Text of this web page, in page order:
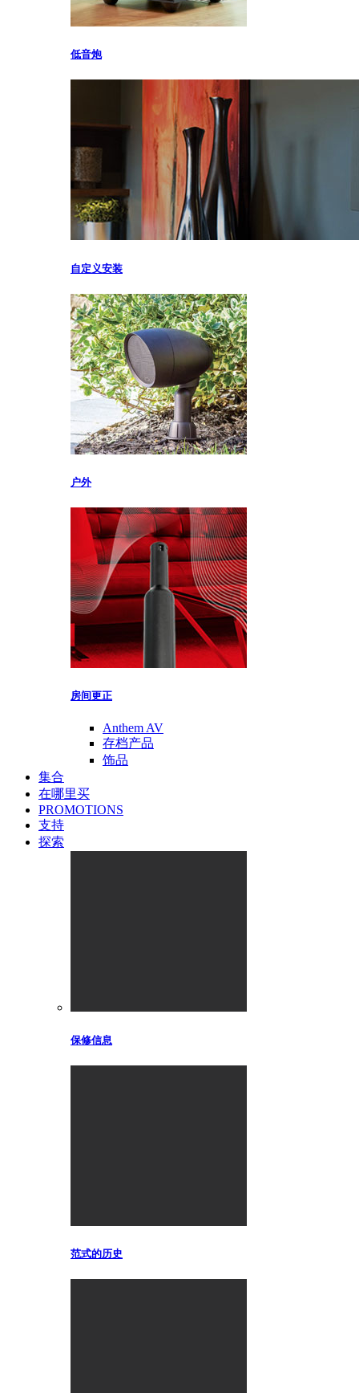
低音炮
自定义安装
户外
房间更正
Anthem AV
存档产品
饰品
集合
在哪里买
PROMOTIONS
支持
探索
保修信息
范式的历史